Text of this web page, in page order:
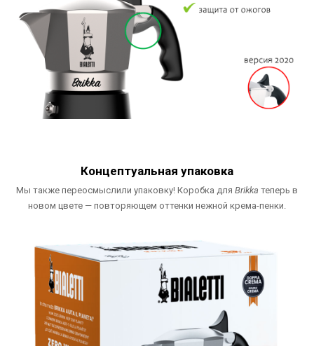
Концептуальная упаковка
Мы также переосмыслили упаковку! Коробка для Brikka теперь в
новом цвете — повторяющем оттенки нежной крема-пенки.